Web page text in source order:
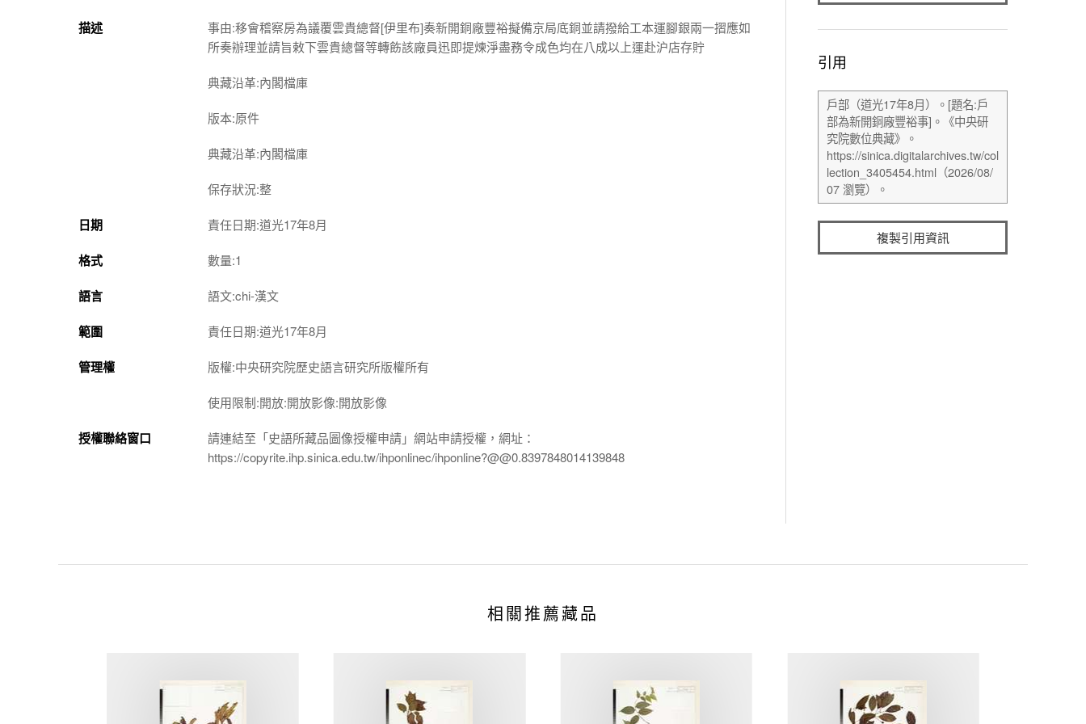
描述
事由:移會稽察房為議覆雲貴總督[伊里布]奏新開銅廠豐裕擬備京局底銅並請撥給工本運腳銀兩一摺應如
所奏辦理並請旨敕下雲貴總督等轉飭該廠員迅即提煉淨盡務令成色均在八成以上運赴沪店存貯
典藏沿革:內閣檔庫
版本:原件
典藏沿革:內閣檔庫
保存狀況:整
日期 責任日期:道光17年8月
格式 數量:1
語言 語文:chi-漢文
範圍 責任日期:道光17年8月
管理權 版權:中央研究院歷史語言研究所版權所有
使用限制:開放:開放影像:開放影像
授權聯絡窗口
請連結至「史語所藏品圖像授權申請」網站申請授權，網址：
https://copyrite.ihp.sinica.edu.tw/ihponlinec/ihponline?@@0.8397848014139848
引用
複製引用資訊
相關推薦藏品